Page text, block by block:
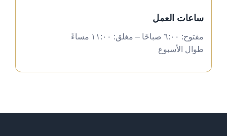
ساعات العمل
مفتوح: ٦:٠٠ صباحًا – مغلق: ١١:٠٠ مساءً
طوال الأسبوع